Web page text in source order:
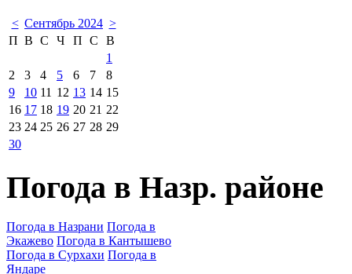
< Сентябрь 2024 >
П В С Ч П С
В
1
2
3 4 5 6 7
8
9
10 11 12 13 14 15
16 17 18 19 20 21 22
23 24 25 26 27 28 29
30
Погода в Назр. районе
Погода в Назрани Погода в
Экажево Погода в Кантышево
Погода в Сурхахи Погода в
Яндаре